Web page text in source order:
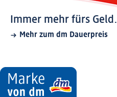
Immer mehr fürs Geld.
Mehr zum dm Dauerpreis